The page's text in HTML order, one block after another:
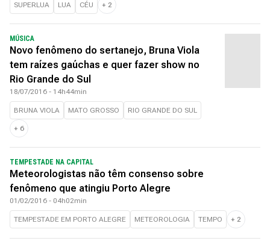
SUPERLUA LUA CÉU + 2
MÚSICA
Novo fenômeno do sertanejo, Bruna Viola
tem raízes gaúchas e quer fazer show no
Rio Grande do Sul
18/07/2016 - 14h44min
BRUNA VIOLA MATO GROSSO RIO GRANDE DO SUL
+ 6
TEMPESTADE NA CAPITAL
Meteorologistas não têm consenso sobre
fenômeno que atingiu Porto Alegre
01/02/2016 - 04h02min
TEMPESTADE EM PORTO ALEGRE METEOROLOGIA TEMPO + 2